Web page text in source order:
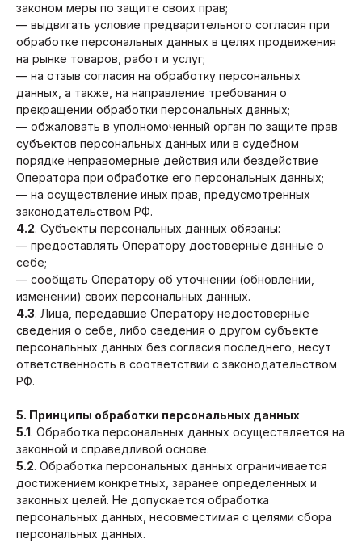
законом меры по защите своих прав;
— выдвигать условие предварительного согласия при
обработке персональных данных в целях продвижения
на рынке товаров, работ и услуг;
— на отзыв согласия на обработку персональных
данных, а также, на направление требования о
прекращении обработки персональных данных;
— обжаловать в уполномоченный орган по защите прав
субъектов персональных данных или в судебном
порядке неправомерные действия или бездействие
Оператора при обработке его персональных данных;
— на осуществление иных прав, предусмотренных
законодательством РФ.
4.2. Субъекты персональных данных обязаны:
— предоставлять Оператору достоверные данные о
себе;
— сообщать Оператору об уточнении (обновлении,
изменении) своих персональных данных.
4.3. Лица, передавшие Оператору недостоверные
сведения о себе, либо сведения о другом субъекте
персональных данных без согласия последнего, несут
ответственность в соответствии с законодательством
РФ.
5. Принципы обработки персональных данных
5.1. Обработка персональных данных осуществляется на
законной и справедливой основе.
5.2. Обработка персональных данных ограничивается
достижением конкретных, заранее определенных и
законных целей. Не допускается обработка
персональных данных, несовместимая с целями сбора
персональных данных.